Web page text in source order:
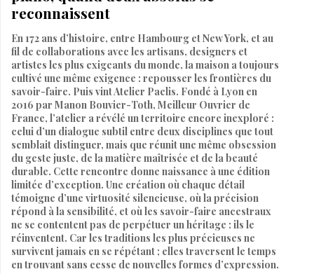
reconnaissent
En 172 ans d’histoire, entre Hambourg et New York, et au
fil de collaborations avec les artisans, designers et
artistes les plus exigeants du monde, la maison a toujours
cultivé une même exigence : repousser les frontières du
savoir-faire. Puis vint Atelier Paelis. Fondé à Lyon en
2016 par Manon Bouvier-Toth, Meilleur Ouvrier de
France, l’atelier a révélé un territoire encore inexploré :
celui d’un dialogue subtil entre deux disciplines que tout
semblait distinguer, mais que réunit une même obsession
du geste juste, de la matière maîtrisée et de la beauté
durable. Cette rencontre donne naissance à une édition
limitée d’exception. Une création où chaque détail
témoigne d’une virtuosité silencieuse, où la précision
répond à la sensibilité, et où les savoir-faire ancestraux
ne se contentent pas de perpétuer un héritage : ils le
réinventent. Car les traditions les plus précieuses ne
survivent jamais en se répétant ; elles traversent le temps
en trouvant sans cesse de nouvelles formes d’expression.